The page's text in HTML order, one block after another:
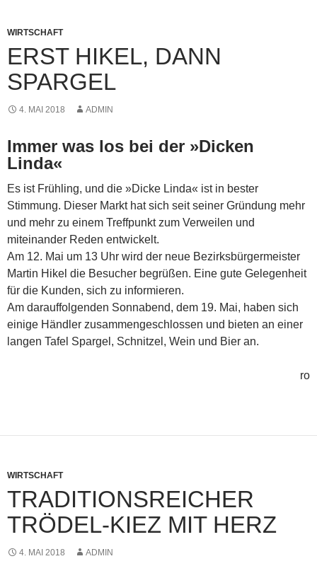
WIRTSCHAFT
ERST HIKEL, DANN
SPARGEL
4. MAI 2018 ADMIN
Immer was los bei der »Dicken
Linda«
Es ist Frühling, und die »Dicke Linda« ist in bester
Stimmung. Dieser Markt hat sich seit seiner Gründung mehr
und mehr zu einem Treffpunkt zum Verweilen und
miteinander Reden entwickelt.
Am 12. Mai um 13 Uhr wird der neue Bezirksbürgermeister
Martin Hikel die Besucher begrüßen. Eine gute Gelegenheit
für die Kunden, sich zu informieren.
Am darauffolgenden Sonnabend, dem 19. Mai, haben sich
einige Händler zusammengeschlossen und bieten an einer
langen Tafel Spargel, Schnitzel, Wein und Bier an.
ro
WIRTSCHAFT
TRADITIONSREICHER
TRÖDEL-KIEZ MIT HERZ
4. MAI 2018 ADMIN